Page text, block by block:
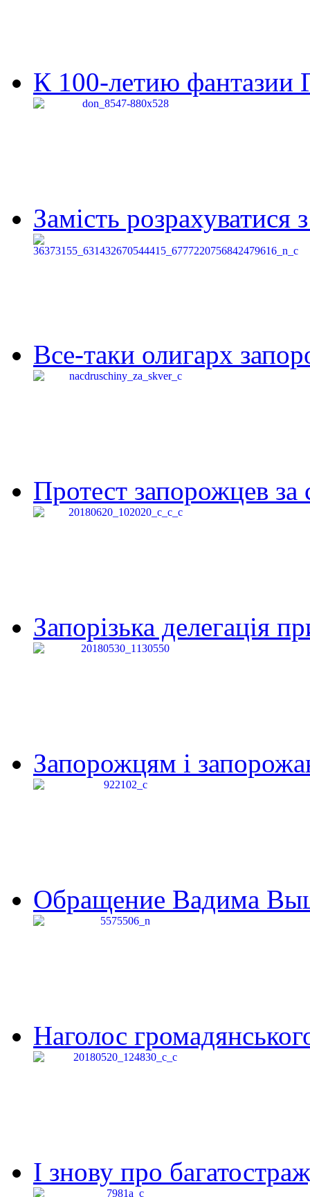
К 100-летию фантазии
Замість
Все-таки олигарх
Протест запорожцев за
Запорізька делегація
Запорожцям і
Обращение Вадима
Наголос
І знову про